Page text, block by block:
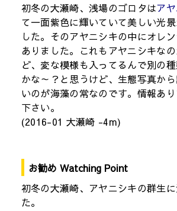
初冬の大瀬崎、浅場のゴロタはア
て一面紫色に輝いていて美しい光
した。そのアヤニシキの中にオレ
ありました。これもアヤニシキな
ど、変な模様も入ってるんで別の
かな～？と思うけど、生態写真か
いのが海藻の常なのです。情報あ
下さい。
(2016-01 大瀬崎 -4m)
お勧め Watching Point
初冬の大瀬崎、アヤニシキの群生
た。